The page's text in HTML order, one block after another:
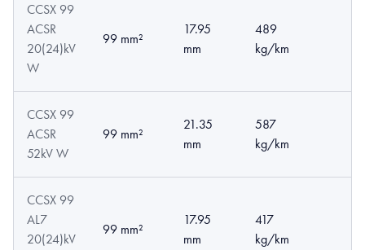
CCSX 99
ACSR
20(24)kV
W
99 mm²
17.95
mm
489
kg/km
CCSX 99
ACSR
52kV W
99 mm²
21.35
mm
587
kg/km
CCSX 99
AL7
20(24)kV
99 mm²
17.95
mm
417
kg/km